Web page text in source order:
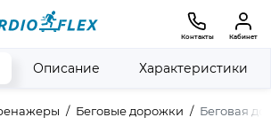
Контакты Кабинет
Беговые дорожки Беговая
Описание Характеристики